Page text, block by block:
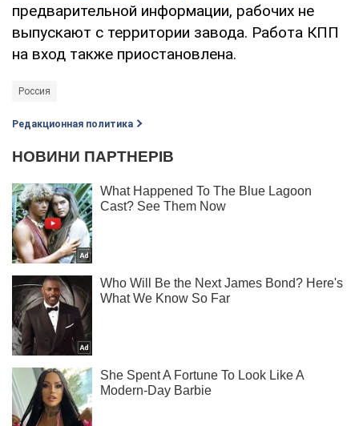
предварительной информации, рабочих не
выпускают с территории завода. Работа КПП
на вход также приостановлена.
Россия
Редакционная политика